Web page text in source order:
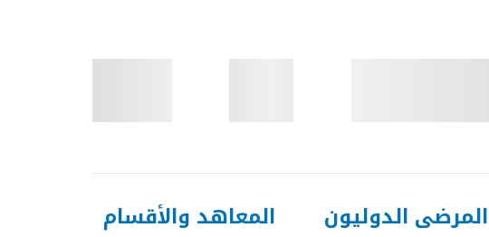
المرضى الدوليون المعاهد والأقسام